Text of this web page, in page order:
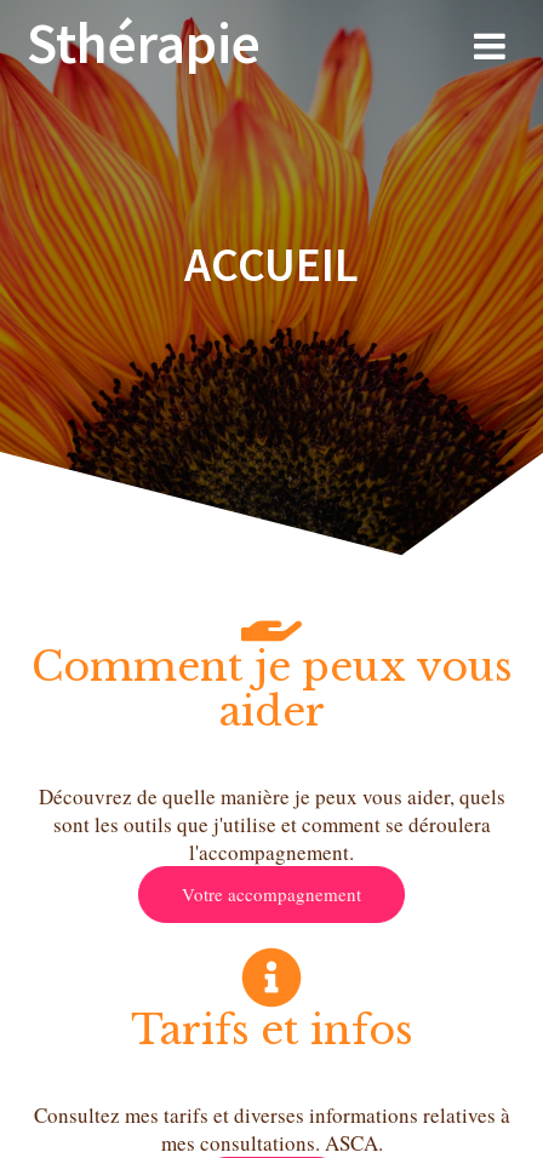
Sthérapie
ACCUEIL
Comment je peux vous
aider
Découvrez de quelle manière je peux vous aider, quels
sont les outils que j'utilise et comment se déroulera
l'accompagnement.
Votre accompagnement
Tarifs et infos
Consultez mes tarifs et diverses informations relatives à
mes consultations. ASCA.